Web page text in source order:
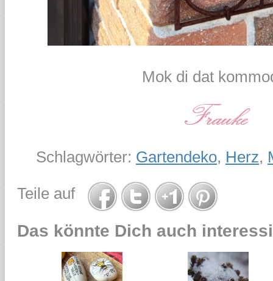
Mok di dat
Schlagwörter: Gartendeko, Herz,
Teile auf
Das könnte Dich auch